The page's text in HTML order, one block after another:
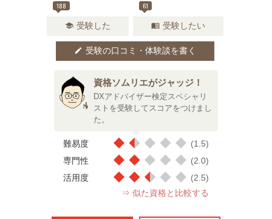
188
school 受験した
61
menu_book 受験したい
edit 受験の口コミ・体験談を書く
資格ソムリエがジャッジ！
DXアドバイザー検定スペシャリ
ストを受験してスコアをつけまし
た。
難易度
(1.5)
専門性
(2.0)
活用度
(2.5)
⇒ 似た資格と比較する